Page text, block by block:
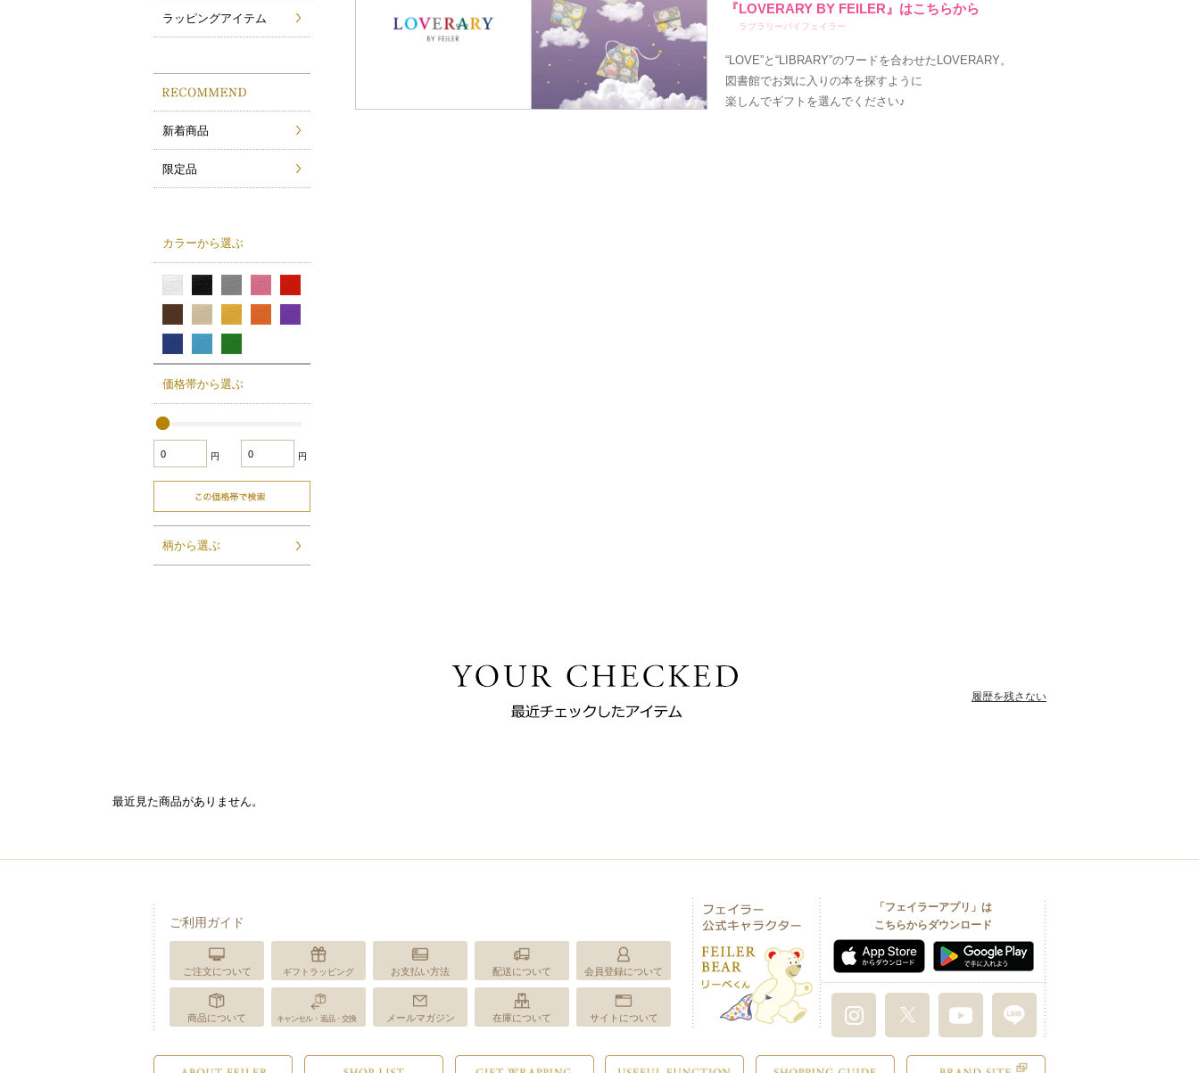
『LOVERARY BY FEILER』はこちらから
ラブラリーバイフェイラー
“LOVE”と“LIBRARY”のワードを合わせたLOVERARY。
図書館でお気に入りの本を探すように
楽しんでギフトを選んでください♪
ラッピングアイテム
新着商品
限定品
カラーから選ぶ
価格帯から選ぶ
円 円
柄から選ぶ
最近見た商品がありません。
履歴を残さない
ご利用ガイド
ご注文について ギフトラッピング お支払い方法 配送について 会員登録について
商品について キャンセル・返品・交換 メールマガジン 在庫について サイトについて
「フェイラーアプリ」は
こちらからダウンロード